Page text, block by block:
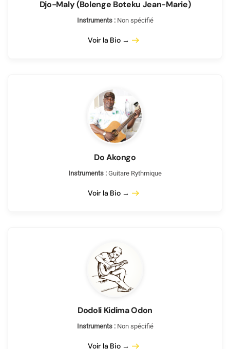
Djo-Maly (Bolenge Boteku Jean-Marie)
Instruments :Non spécifié
Voir la Bio →
Do Akongo
Instruments : Guitare Rythmique
Voir la Bio →
Dodoli Kidima Odon
Instruments :Non spécifié
Voir la Bio →